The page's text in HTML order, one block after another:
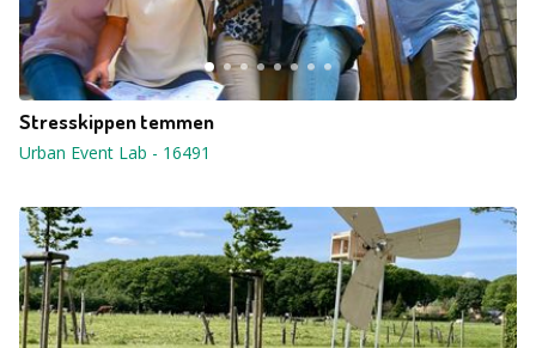
Stresskippen temmen
Urban Event Lab - 16491